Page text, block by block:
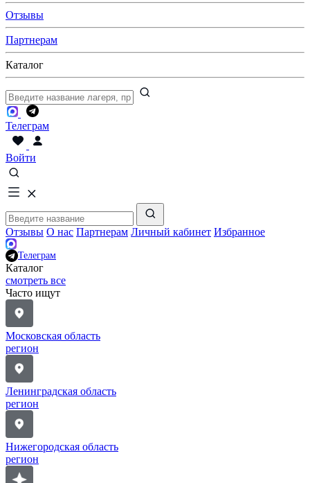
Отзывы
Партнерам
Каталог
Телеграм
Войти
Отзывы О нас Партнерам Личный кабинет Избранное
Телеграм
Каталог
смотреть все
Часто ищут
Московская область
регион
Ленинградская область
регион
Нижегородская область
регион